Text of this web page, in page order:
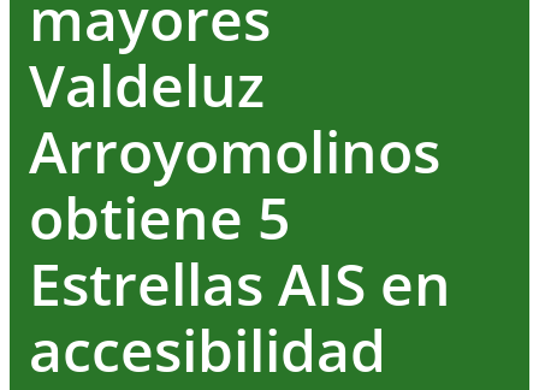
mayores
Valdeluz
Arroyomolinos
obtiene 5
Estrellas AIS en
accesibilidad